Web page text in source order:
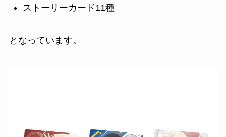
ストーリーカード11種
となっています。